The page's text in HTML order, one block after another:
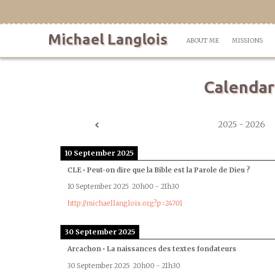
Michael Langlois ABOUT ME MISSIONS
Calendar
2025 - 2026
10 September 2025
CLE • Peut-on dire que la Bible est la Parole de Dieu ?
10 September 2025 20h00 - 21h30
http://michaellanglois.org?p=24701
30 September 2025
Arcachon • La naissances des textes fondateurs
30 September 2025 20h00 - 21h30